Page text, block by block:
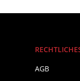
AGB